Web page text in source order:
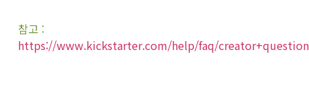
참고 :
https://www.kickstarter.com/help/faq/